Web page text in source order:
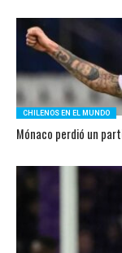
CHILENOS EN EL MUNDO
Mónaco perdió un